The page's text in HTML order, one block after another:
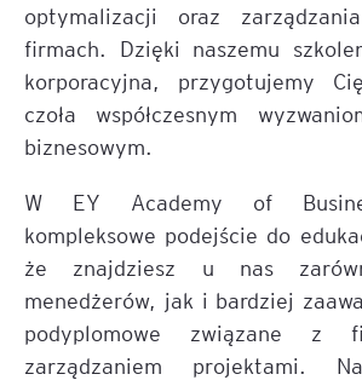
optymalizacji oraz
firmach. Dzięki naszemu
korporacyjna, przygotujemy
czoła współczesnym
biznesowym.
W EY Academy of
kompleksowe podejście do
że znajdziesz u nas
menedżerów, jak i bardziej
podyplomowe związane z
zarządzaniem projektami.